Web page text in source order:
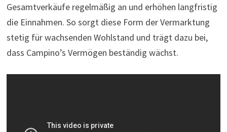
Gesamtverkäufe regelmäßig an und erhöhen langfristig
die Einnahmen. So sorgt diese Form der Vermarktung
stetig für wachsenden Wohlstand und trägt dazu bei,
dass Campino’s Vermögen beständig wächst.